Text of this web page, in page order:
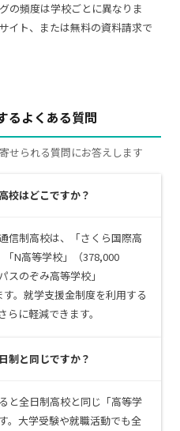
の頻度は学校ごとに異なりま
イト、または無料の資料請求で
るよくある質問
せられる質問にお答えします
校はどこですか？
信制高校は、「さくら国際高
N高等学校」（378,000
スのぞみ高等学校」
す。就学支援金制度を利用する
に軽減できます。
制と同じですか？
と全日制高校と同じ「高等学
。大学受験や就職活動でも全